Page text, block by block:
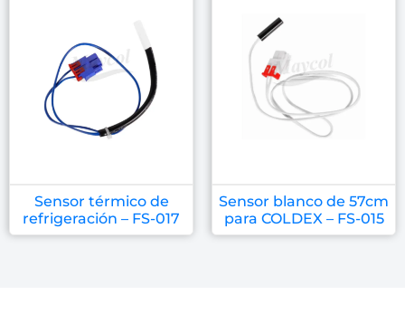
Sensor térmico de
refrigeración – FS-017
Sensor blanco de 57cm
para COLDEX – FS-015